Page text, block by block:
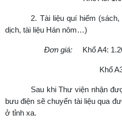
2. Tài liệu quí hiếm (sách,
dịch, tài liệu Hán nôm…)
Đơn giá: Khổ A4:
Khổ A3: 2.400
Sau khi Thư viện nhận được
bưu điện sẽ chuyển tài liệu qua
ở tỉnh xa.